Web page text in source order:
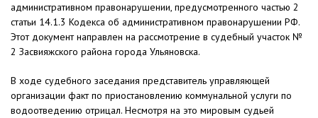
административном правонарушении, предусмотренного частью 2
статьи 14.1.3 Кодекса об административном правонарушении РФ.
Этот документ направлен на рассмотрение в судебный участок №
2 Засвияжского района города Ульяновска.
В ходе судебного заседания представитель управляющей
организации факт по приостановлению коммунальной услуги по
водоотведению отрицал. Несмотря на это мировым судьей